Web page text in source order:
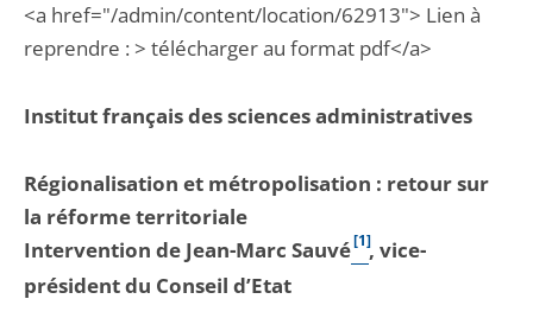
<a href="/admin/content/location/62913"> Lien à
reprendre : > télécharger au format pdf</a>
Institut français des sciences administratives
Régionalisation et métropolisation : retour sur
la réforme territoriale
Intervention de Jean-Marc Sauvé[1], vice-
président du Conseil d’Etat